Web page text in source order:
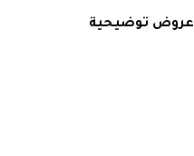
عروض توضيحية